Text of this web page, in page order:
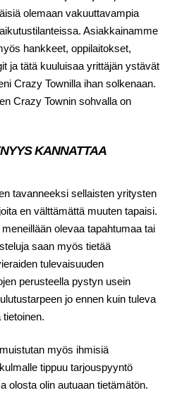
olemaan vakuuttavampia
Asiakkainamme
hankkeet, oppilaitokset,
ja tätä kuuluisaa yrittäjän ystävät
Crazy Townilla ihan solkenaan.
Crazy Townin sohvalla on
KANNATTAA
tavanneeksi sellaisten yritysten
en välttämättä muuten tapaisi.
olevaa tapahtumaa tai
saan myös tietää
tulevaisuuden
perusteella pystyn usein
jo ennen kuin tuleva
myös ihmisiä
tippuu tarjouspyyntö
olosta olin autuaan tietämätön.